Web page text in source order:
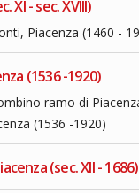
XI - sec. XVIII)
Piacenza (1460 -
(1536 -1920)
ramo di
(1536 -1920)
(sec. XII - 1686)